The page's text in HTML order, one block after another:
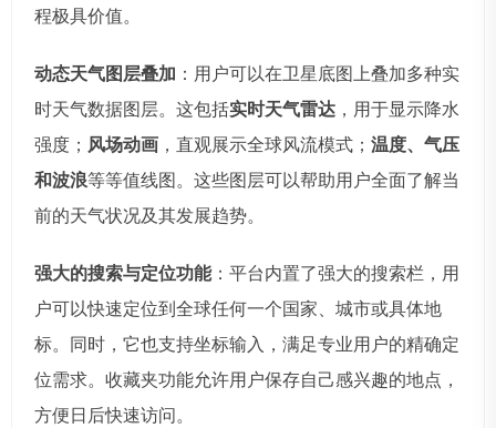
程极具价值。
动态天气图层叠加 ：用户可以在卫星底图上叠加多种实
时天气数据图层。这包括实时天气雷达 ，用于显示降水
强度； 风场动画 ，直观展示全球风流模式； 温度、气压
和波浪等等值线图。这些图层可以帮助用户全面了解当
前的天气状况及其发展趋势。
强大的搜索与定位功能：平台内置了强大的搜索栏，用
户可以快速定位到全球任何一个国家、城市或具体地
标。同时，它也支持坐标输入，满足专业用户的精确定
位需求。收藏夹功能允许用户保存自己感兴趣的地点，
方便日后快速访问。